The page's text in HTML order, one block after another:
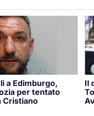
a Edimburgo,
per tentato
Cristiano
Il